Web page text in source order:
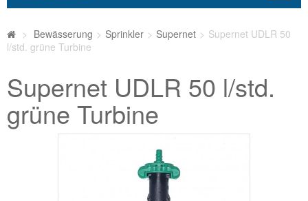
> Bewässerung > Sprinkler > Supernet > Supernet UDLR 50
l/std. grüne Turbine
Supernet UDLR 50 l/std.
grüne Turbine